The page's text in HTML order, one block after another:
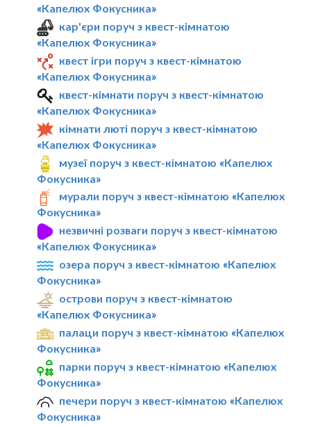
«Капелюх Фокусника»
кар'єри поруч з квест-кімнатою
«Капелюх Фокусника»
квест ігри поруч з квест-кімнатою
«Капелюх Фокусника»
квест-кімнати поруч з квест-кімнатою
«Капелюх Фокусника»
кімнати люті поруч з квест-кімнатою
«Капелюх Фокусника»
музеї поруч з квест-кімнатою «Капелюх
Фокусника»
мурали поруч з квест-кімнатою «Капелюх
Фокусника»
незвичні розваги поруч з квест-кімнатою
«Капелюх Фокусника»
озера поруч з квест-кімнатою «Капелюх
Фокусника»
острови поруч з квест-кімнатою
«Капелюх Фокусника»
палаци поруч з квест-кімнатою «Капелюх
Фокусника»
парки поруч з квест-кімнатою «Капелюх
Фокусника»
печери поруч з квест-кімнатою «Капелюх
Фокусника»